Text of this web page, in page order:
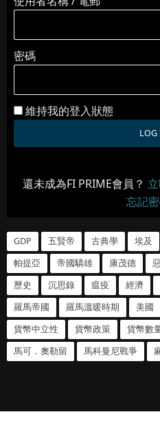
密碼
維持我的登入狀態
還未成為FI PRIME會員？
忘記
GDP 五賢帝 古典學 埃及
帕提亞
帝國驕雄 康茂德
歷史
沉思錄 瘟疫 經濟
羅馬帝國
羅馬溫暖時期 美國
貨幣中立性
貨幣政策 貨幣數
馬可．奧勒留
馬科曼尼戰爭